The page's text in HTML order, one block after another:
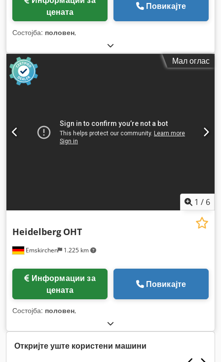
цената
Повикајте
Состојба: половен,
Мал оглас
1 / 6
Emskirchen 1.225 km
Heidelberg OHT
цената
Повикајте
Состојба: половен,
Откријте уште користени машини